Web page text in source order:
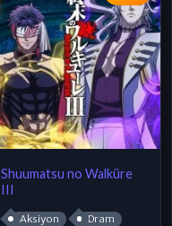
Shuumatsu no Walküre
III
Aksiyon
Dram